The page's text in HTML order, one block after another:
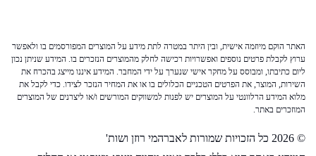
האתר הוקם מיוזמה אישית, ובין היתר במטרה לתת מידע על המוצרים המפורסמים בו ולאפשר
ערוץ לקבלת פרטים נוספים ואפשרויות רכישה לחלק מהמוצרים הנזכרים בו. המידע שניתן נכון
ליום כתיבתו, ומבוסס על מחקר אישי שנערך על ידי המחבר. המידע איננו מייצג בהכרח את
השירות, המוצר, את הפרטים הטכניים הכלולים בו או את המחיר הנזכר לצידו. כדי לקבל את
מלוא המידע הרלוונטי על המוצרים יש לפנות למשווקים המורשים ו/או ליצרנים של המוצרים
המוזכרים באתר.
© 2026 כל הזכויות שמורות לאברהמי רוזן ושות'